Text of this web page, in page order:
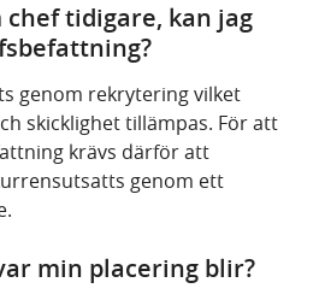
chef tidigare, kan jag
genom rekrytering vilket
skicklighet tillämpas. För att
krävs därför att
genom ett
min placering blir?